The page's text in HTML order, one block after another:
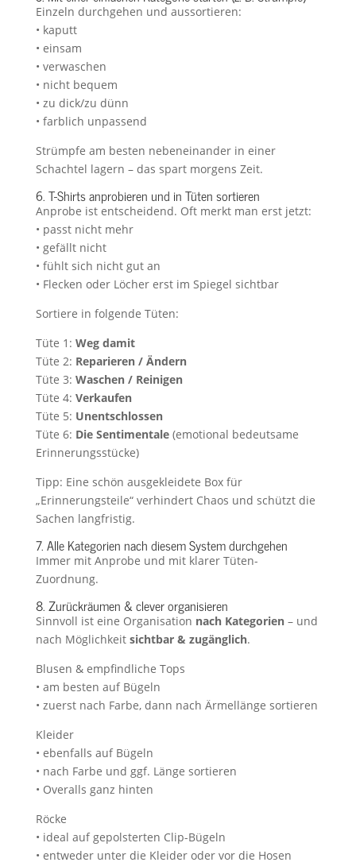
Einzeln durchgehen und aussortieren:
• kaputt
• einsam
• verwaschen
• nicht bequem
• zu dick/zu dünn
• farblich unpassend
Strümpfe am besten nebeneinander in einer
Schachtel lagern – das spart morgens Zeit.
6. T-Shirts anprobieren und in Tüten sortieren
Anprobe ist entscheidend. Oft merkt man erst jetzt:
• passt nicht mehr
• gefällt nicht
• fühlt sich nicht gut an
• Flecken oder Löcher erst im Spiegel sichtbar
Sortiere in folgende Tüten:
Tüte 1: Weg damit
Tüte 2: Reparieren / Ändern
Tüte 3: Waschen / Reinigen
Tüte 4: Verkaufen
Tüte 5: Unentschlossen
Tüte 6: Die Sentimentale(emotional bedeutsame
Erinnerungsstücke)
Tipp: Eine schön ausgekleidete Box für
„Erinnerungsteile“ verhindert Chaos und schützt die
Sachen langfristig.
7. Alle Kategorien nach diesem System durchgehen
Immer mit Anprobe und mit klarer Tüten-
Zuordnung.
8. Zurückräumen & clever organisieren
Sinnvoll ist eine Organisation nach Kategorien– und
nach Möglichkeit sichtbar & zugänglich.
Blusen & empfindliche Tops
• am besten auf Bügeln
• zuerst nach Farbe, dann nach Ärmellänge sortieren
Kleider
• ebenfalls auf Bügeln
• nach Farbe und ggf. Länge sortieren
• Overalls ganz hinten
Röcke
• ideal auf gepolsterten Clip-Bügeln
• entweder unter die Kleider oder vor die Hosen